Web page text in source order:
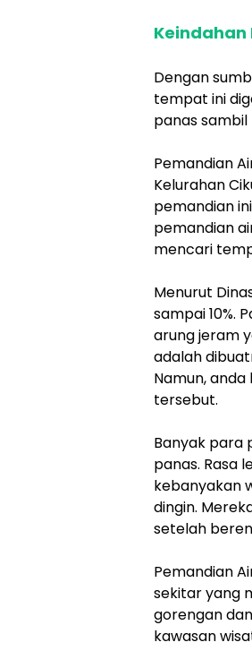
Keindahan
Dengan
tempat ini
panas sambil
Pemandian
Kelurahan
pemandian
pemandian
mencari
Menurut
sampai 10%.
arung jeram
adalah
Namun,
tersebut.
Banyak para
panas. Rasa
kebanyakan
dingin.
setelah
Pemandian
sekitar yang
gorengan
kawasan